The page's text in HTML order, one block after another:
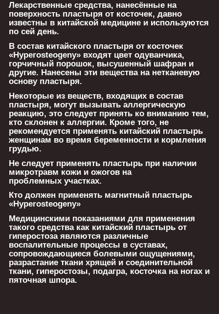
Лекарственные средства, нанесённые на
поверхность пластыря от косточек, давно
известны в китайской медицине и используются
по сей день.
В состав китайского пластыря от косточек
«Hyperosteogeny» входят цвет одуванчика,
горчичный порошок, высушенный шафран и
другие. Нанесены эти вещества на нетканевую
основу пластыря.
Некоторые из веществ, входящих в состав
пластыря, могут вызывать аллергическую
реакцию, это следует принять ко вниманию тем,
кто склонен к аллергии. Кроме того, не
рекомендуется применять китайский пластырь
женщинам во время беременности и кормления
грудью.
Не следует применять пластырь при наличии
микротравм кожи и ожогов на
проблемных участках.
Кто должен применять магнитный пластырь
«Hyperosteogeny»
Медицинскими показаниями для применения
такого средства как китайский пластырь от
гиперостоза являются различные
воспалительные процессы в суставах,
сопровождающиеся болевыми ощущениями,
разрастание ткани хрящей и соединительной
ткани, гиперостозы, подагра, косточка на ногах и
пяточная шпора.